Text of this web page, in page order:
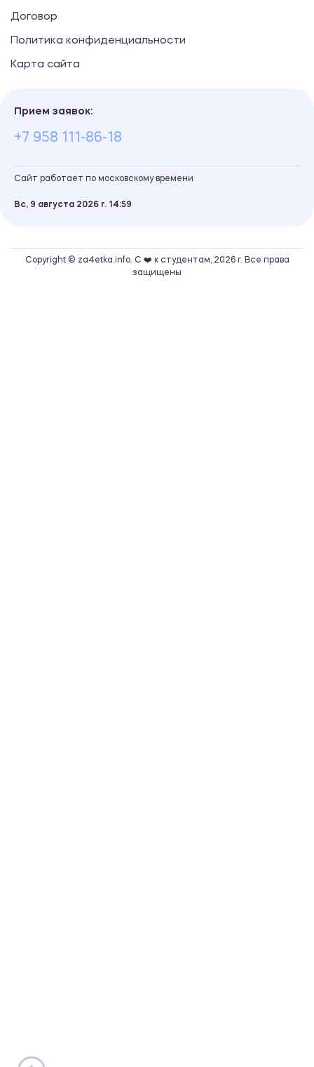
Договор
Политика конфиденциальности
Карта сайта
Прием заявок:
+7 958 111-86-18
Сайт работает по московскому времени
Вс, 9 августа 2026 г. 14 59
Copyright © za4etka.info. С ❤️ к студентам, 2026 г. Все права
защищены